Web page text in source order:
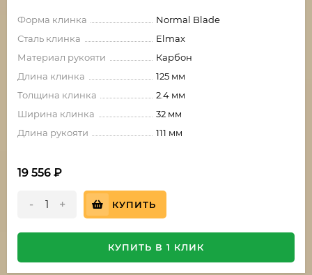
Форма клинка
Normal Blade
Сталь клинка
Elmax
Материал рукояти
Карбон
Длина клинка
125 мм
Толщина клинка
2.4 мм
Ширина клинка
32 мм
Длина рукояти
111 мм
19 556 ₽
- + КУПИТЬ
КУПИТЬ В 1 КЛИК